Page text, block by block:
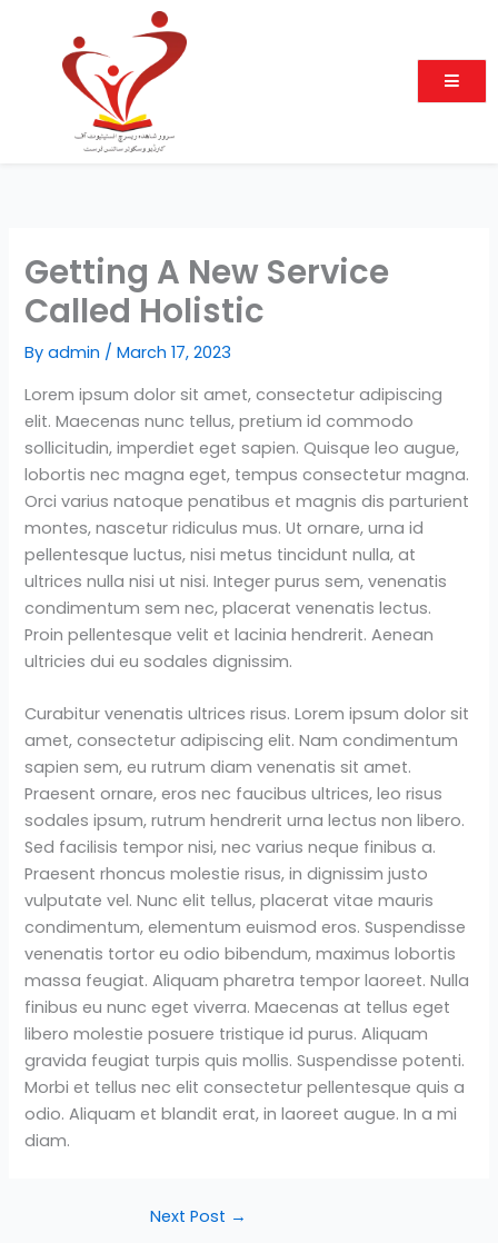
content
Getting A New Service
Called Holistic
Byadmin /March 17, 2023
Lorem ipsum dolor sit amet, consectetur adipiscing
elit. Maecenas nunc tellus, pretium id commodo
sollicitudin, imperdiet eget sapien. Quisque leo augue,
lobortis nec magna eget, tempus consectetur magna.
Orci varius natoque penatibus et magnis dis parturient
montes, nascetur ridiculus mus. Ut ornare, urna id
pellentesque luctus, nisi metus tincidunt nulla, at
ultrices nulla nisi ut nisi. Integer purus sem, venenatis
condimentum sem nec, placerat venenatis lectus.
Proin pellentesque velit et lacinia hendrerit. Aenean
ultricies dui eu sodales dignissim.
Curabitur venenatis ultrices risus. Lorem ipsum dolor sit
amet, consectetur adipiscing elit. Nam condimentum
sapien sem, eu rutrum diam venenatis sit amet.
Praesent ornare, eros nec faucibus ultrices, leo risus
sodales ipsum, rutrum hendrerit urna lectus non libero.
Sed facilisis tempor nisi, nec varius neque finibus a.
Praesent rhoncus molestie risus, in dignissim justo
vulputate vel. Nunc elit tellus, placerat vitae mauris
condimentum, elementum euismod eros. Suspendisse
venenatis tortor eu odio bibendum, maximus lobortis
massa feugiat. Aliquam pharetra tempor laoreet. Nulla
finibus eu nunc eget viverra. Maecenas at tellus eget
libero molestie posuere tristique id purus. Aliquam
gravida feugiat turpis quis mollis. Suspendisse potenti.
Morbi et tellus nec elit consectetur pellentesque quis a
odio. Aliquam et blandit erat, in laoreet augue. In a mi
diam.
Next Post →